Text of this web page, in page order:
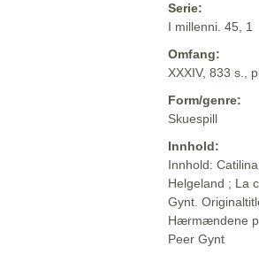
Serie:
I millenni. 45, 1
Omfang:
XXXIV, 833 s.,
Form/genre:
Skuespill
Innhold:
Innhold:
Helgeland ; La
Gynt.
Hærmændene
Peer Gynt